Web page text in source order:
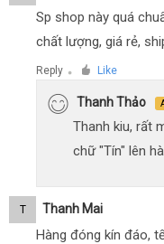
Sp shop này quá
chất lượng, giá rẻ,
Reply ● Like
Thanh Thảo
Thanh kiu, rất
chữ "Tín" lên
T Thanh Mai
Hàng đóng kín đáo,